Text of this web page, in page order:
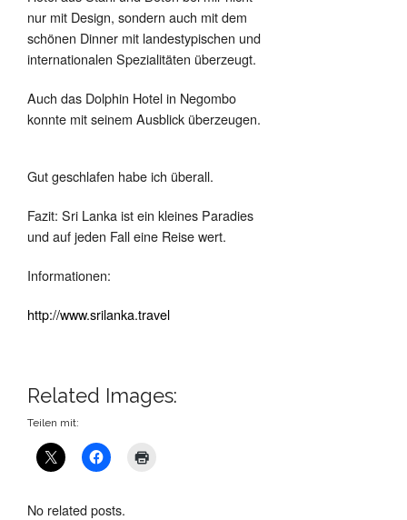
nur mit Design, sondern auch mit dem
schönen Dinner mit landestypischen und
internationalen Spezialitäten überzeugt.
Auch das Dolphin Hotel in Negombo
konnte mit seinem Ausblick überzeugen.
Gut geschlafen habe ich überall.
Fazit: Sri Lanka ist ein kleines Paradies
und auf jeden Fall eine Reise wert.
Informationen:
http://www.srilanka.travel
Related Images:
Teilen mit:
No related posts.